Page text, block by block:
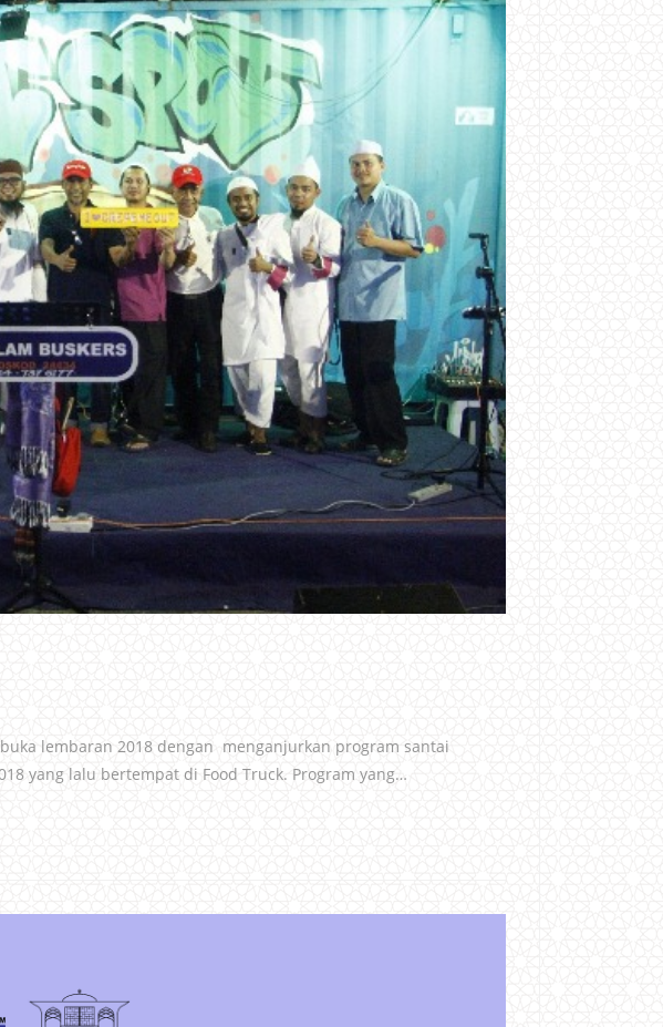
lembaran 2018 dengan menganjurkan program santai
yang lalu bertempat di Food Truck. Program yang…